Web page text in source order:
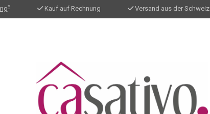
* Kauf auf Rechnung Versand aus der Schweiz